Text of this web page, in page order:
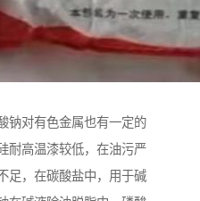
钠对有色金属也有一定的
耐高温漆较低，在油污严
足，在碳酸盐中，用于碱